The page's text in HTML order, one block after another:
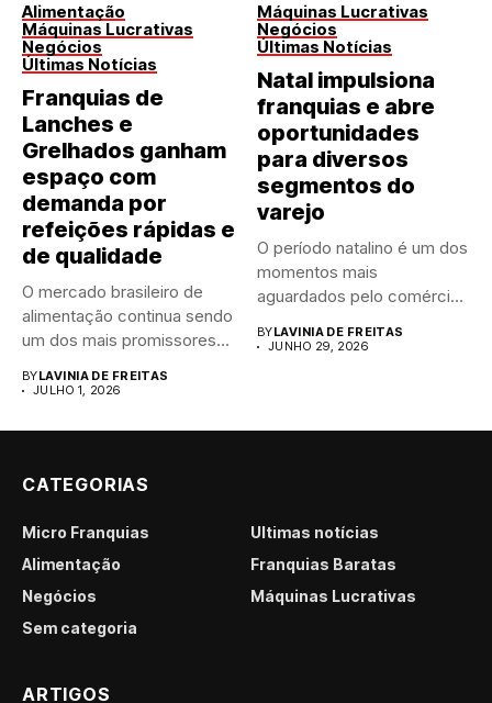
Alimentação
Máquinas Lucrativas
Negócios
Últimas Notícias
Franquias de
Lanches e
Grelhados ganham
espaço com
demanda por
refeições rápidas e
de qualidade
O mercado brasileiro de
alimentação continua sendo
um dos mais promissores
BYLAVINIA DE FREITAS
JULHO 1, 2026
Máquinas Lucrativas
Negócios
Últimas Notícias
Natal impulsiona
franquias e abre
oportunidades
para diversos
segmentos do
varejo
O período natalino é um dos
momentos mais
aguardados pelo comércio
BYLAVINIA DE FREITAS
JUNHO 29, 2026
CATEGORIAS
Micro Franquias
Últimas notícias
Alimentação
Franquias Baratas
Negócios
Máquinas Lucrativas
Sem categoria
ARTIGOS